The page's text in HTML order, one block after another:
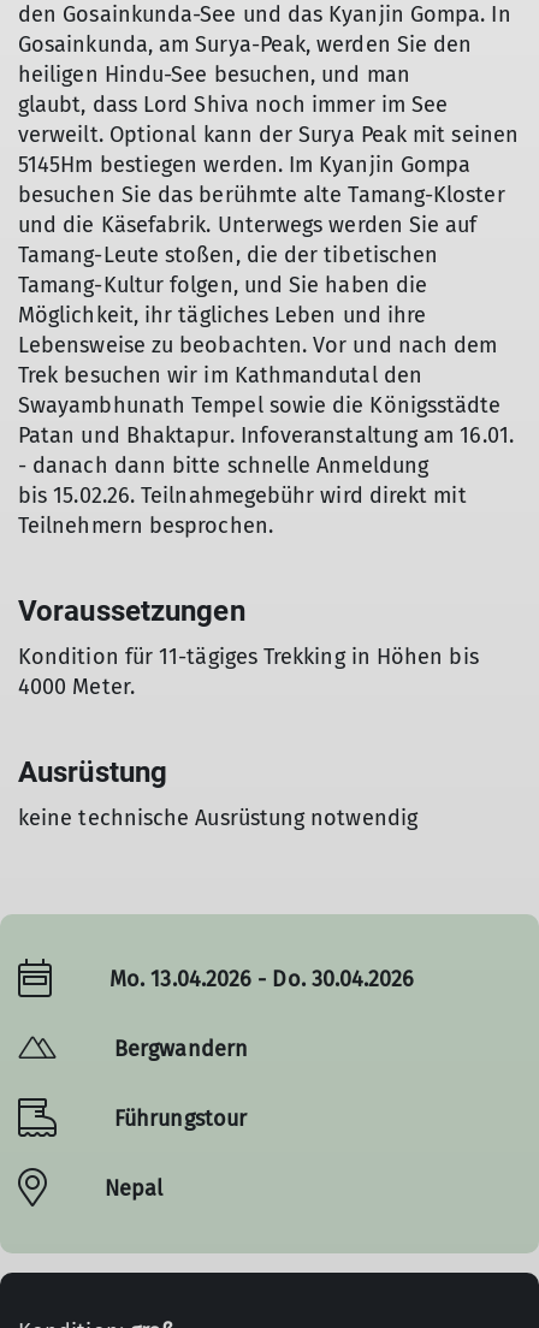
den Gosainkunda-See und das Kyanjin Gompa. In
Gosainkunda, am Surya-Peak, werden Sie den
heiligen Hindu-See besuchen, und man
glaubt, dass Lord Shiva noch immer im See
verweilt. Optional kann der Surya Peak mit seinen
5145Hm bestiegen werden. Im Kyanjin Gompa
besuchen Sie das berühmte alte Tamang-Kloster
und die Käsefabrik. Unterwegs werden Sie auf
Tamang-Leute stoßen, die der tibetischen
Tamang-Kultur folgen, und Sie haben die
Möglichkeit, ihr tägliches Leben und ihre
Lebensweise zu beobachten. Vor und nach dem
Trek besuchen wir im Kathmandutal den
Swayambhunath Tempel sowie die Königsstädte
Patan und Bhaktapur. Infoveranstaltung am 16.01.
- danach dann bitte schnelle Anmeldung
bis 15.02.26. Teilnahmegebühr wird direkt mit
Teilnehmern besprochen.
Voraussetzungen
Kondition für 11-tägiges Trekking in Höhen bis
4000 Meter.
Ausrüstung
keine technische Ausrüstung notwendig
Mo. 13.04.2026 - Do. 30.04.2026
Bergwandern
Führungstour
Nepal